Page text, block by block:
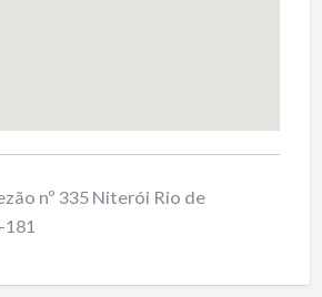
nº 335 Niterói Rio de